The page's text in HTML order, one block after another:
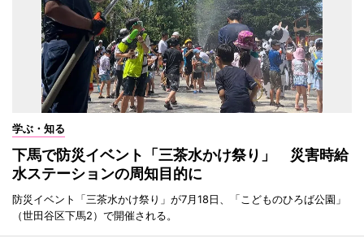
学ぶ・知る
下馬で防災イベント「三茶水かけ祭り」 災害時給
水ステーションの周知目的に
防災イベント「三茶水かけ祭り」が7月18日、「こどものひろば公園」
（世田谷区下馬2）で開催される。